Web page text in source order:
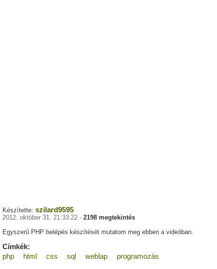
Készítette: szilard9595
2012. október 31. 21:33:22 - 2198 megtekintés
Egyszerű PHP belépés készítését mutatom meg ebben a videóban.
Címkék:
php
html css sql weblap programozás